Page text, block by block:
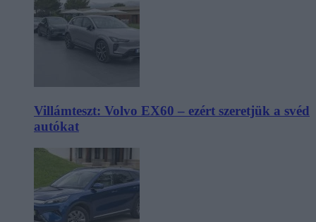
Villámteszt: Volvo EX60 – ezért szeretjük a svéd
autókat